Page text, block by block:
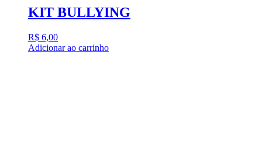
KIT BULLYING
R$ 6,00
Adicionar ao carrinho